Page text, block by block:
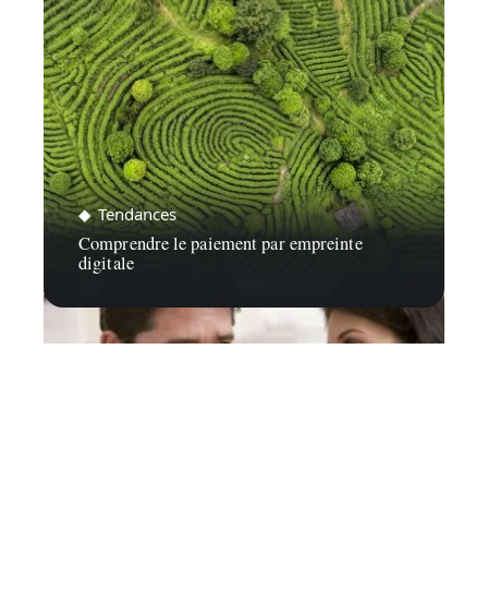
Tendances
Comprendre le paiement par empreinte
digitale